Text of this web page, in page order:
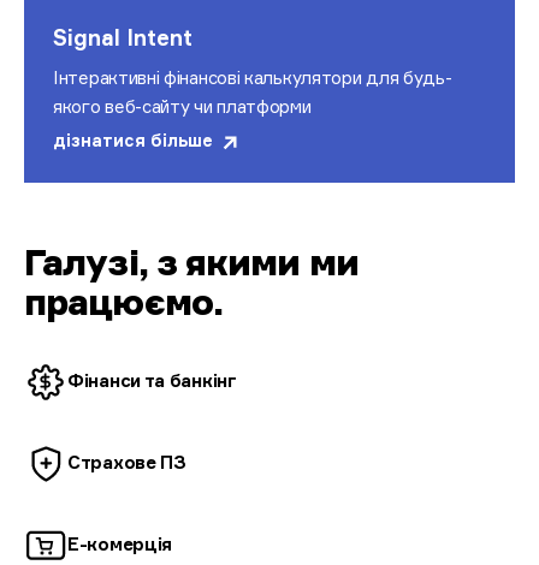
Signal Intent
Інтерактивні фінансові калькулятори для будь-
якого веб-сайту чи платформи
дізнатися більше
Галузі, з якими ми
працюємо.
Фінанси та банкінг
Страхове ПЗ
Е-комерція